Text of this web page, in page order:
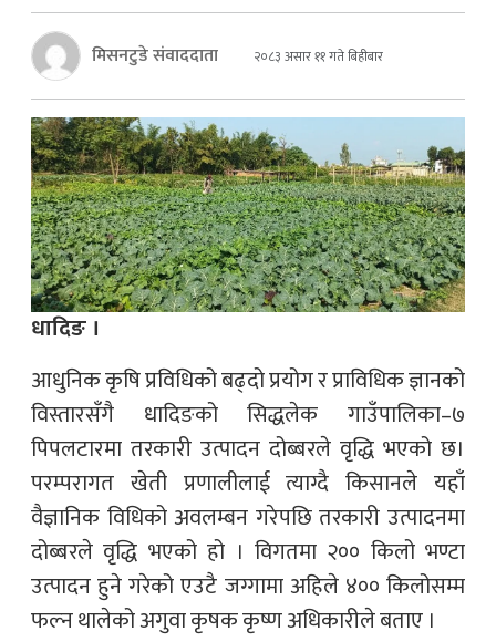
मिसनटुडे संवाददाता २०८३ असार ११ गते बिहीबार
धादिङ ।
आधुनिक कृषि प्रविधिको बढ्दो प्रयोग र प्राविधिक ज्ञानको
विस्तारसँगै धादिङको सिद्धलेक गाउँपालिका–७
पिपलटारमा तरकारी उत्पादन दोब्बरले वृद्धि भएको छ।
परम्परागत खेती प्रणालीलाई त्याग्दै किसानले यहाँ
वैज्ञानिक विधिको अवलम्बन गरेपछि तरकारी उत्पादनमा
दोब्बरले वृद्धि भएको हो । विगतमा २०० किलो भण्टा
उत्पादन हुने गरेको एउटै जग्गामा अहिले ४०० किलोसम्म
फल्न थालेको अगुवा कृषक कृष्ण अधिकारीले बताए ।